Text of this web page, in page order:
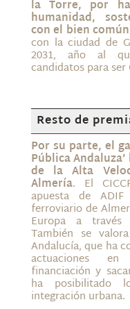
la Torre, por
humanidad,
con el bien común
con la ciudad de
2031, año al
candidatos para
Resto de
Por su parte, el
Pública
de la Alta
Almería. El
apuesta de
ferroviario de
Europa a través
También se
Andalucía, que ha
actuaciones
financiación y
ha posibilitado
integración urbana.